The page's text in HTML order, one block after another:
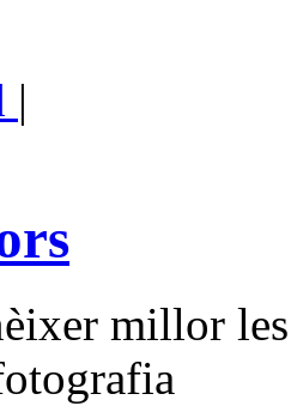
|
millor